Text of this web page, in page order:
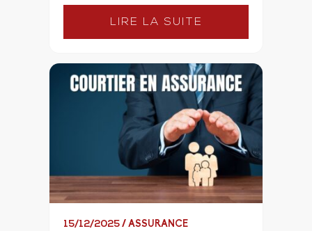
LIRE LA SUITE
15/12/2025 / ASSURANCE